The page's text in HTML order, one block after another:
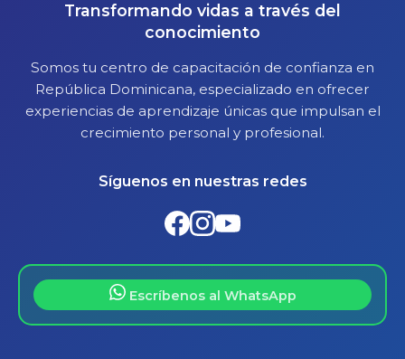
Transformando vidas a través del
conocimiento
Somos tu centro de capacitación de confianza en
República Dominicana, especializado en ofrecer
experiencias de aprendizaje únicas que impulsan el
crecimiento personal y profesional.
Síguenos en nuestras redes
Escríbenos al WhatsApp